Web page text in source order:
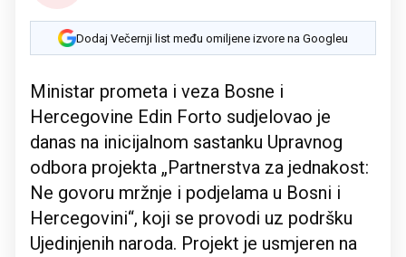
Dodaj Večernji list među omiljene izvore na Googleu
Ministar prometa i veza Bosne i
Hercegovine Edin Forto sudjelovao je
danas na inicijalnom sastanku Upravnog
odbora projekta „Partnerstva za jednakost:
Ne govoru mržnje i podjelama u Bosni i
Hercegovini“, koji se provodi uz podršku
Ujedinjenih naroda. Projekt je usmjeren na